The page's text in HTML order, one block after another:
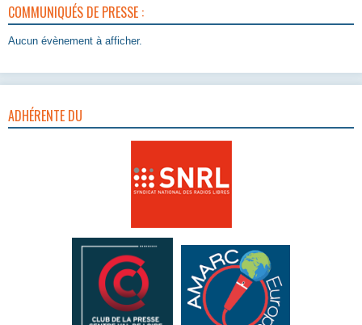
COMMUNIQUÉS DE PRESSE :
Aucun évènement à afficher.
ADHÉRENTE DU